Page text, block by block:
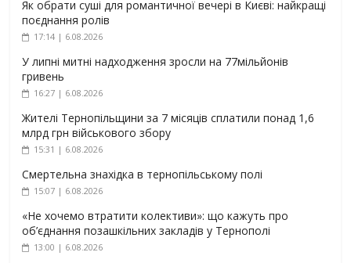
Як обрати суші для романтичної вечері в Києві: найкращі
поєднання ролів
17:14 | 6.08.2026
У липні митні надходження зросли на 77мільйонів
гривень
16:27 | 6.08.2026
Жителі Тернопільщини за 7 місяців сплатили понад 1,6
млрд грн військового збору
15:31 | 6.08.2026
Смертельна знахідка в тернопільському полі
15:07 | 6.08.2026
«Не хочемо втратити колективи»: що кажуть про
об’єднання позашкільних закладів у Тернополі
13:00 | 6.08.2026